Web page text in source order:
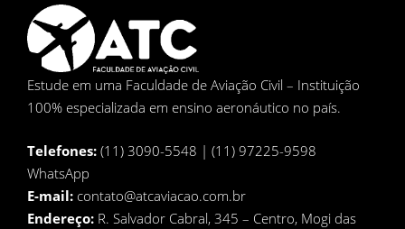
Estude em uma Faculdade de Aviação Civil – Instituição
100% especializada em ensino aeronáutico no país.
Telefones: (11) 3090-5548 | (11) 97225-9598
WhatsApp
E-mail: contato@atcaviacao.com.br
Endereço: R. Salvador Cabral, 345 – Centro, Mogi das